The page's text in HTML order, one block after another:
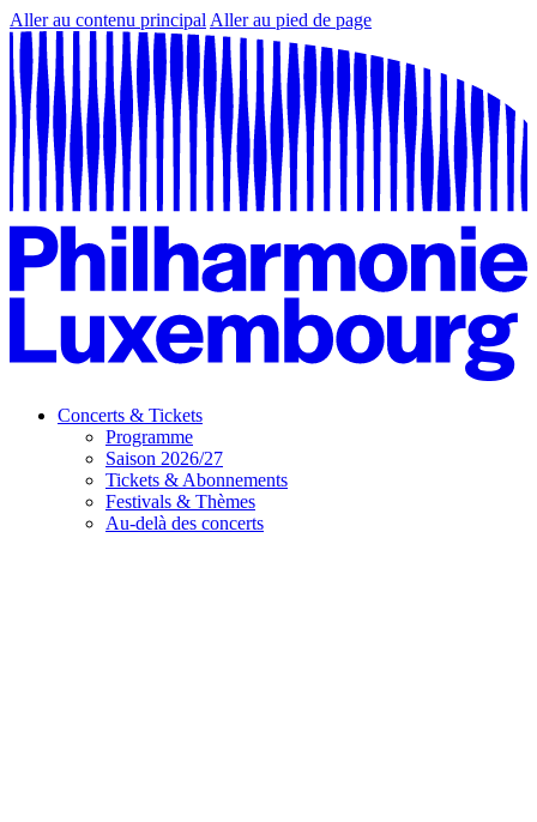
Aller au contenu principal Aller au pied de page
Concerts & Tickets
Programme
Saison 2026/27
Tickets & Abonnements
Festivals & Thèmes
Au-delà des concerts